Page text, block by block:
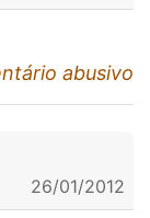
abusivo
26/01/2012